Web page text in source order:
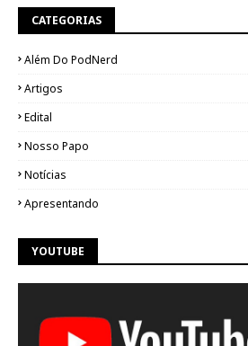
CATEGORIAS
Além Do PodNerd
Artigos
Edital
Nosso Papo
Notícias
Apresentando
YOUTUBE